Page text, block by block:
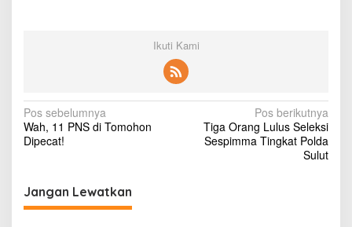
Ikuti Kami
N
a
i
g
Pos sebelumnya
Wah, 11 PNS di Tomohon
Dipecat!
Pos berikutnya
Tiga Orang Lulus Seleksi
Sespimma Tingkat Polda
Sulut
Jangan Lewatkan